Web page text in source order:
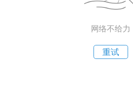
网络不给力
重试